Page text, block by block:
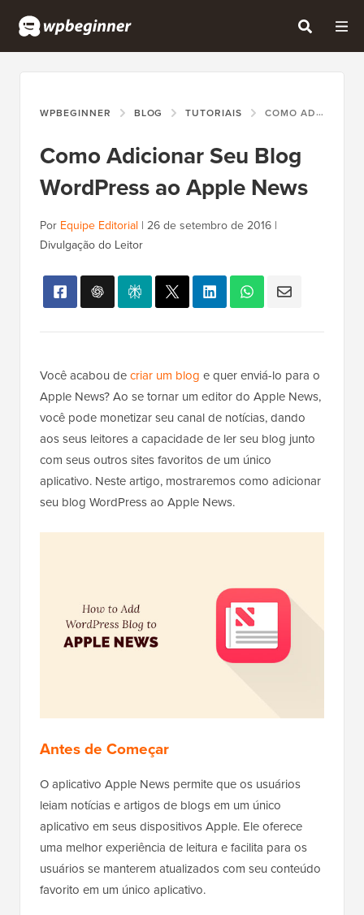
WPBEGINNER BLOG TUTORIAIS COMO ADICIONAR SEU BLOG WORDPRESS AO APPLE NEWS
Como Adicionar Seu Blog
WordPress ao Apple News
Por Equipe Editorial | 26 de setembro de 2016 |
Divulgação do Leitor
Você acabou decriar um blog e quer enviá-lo para o
Apple News? Ao se tornar um editor do Apple News,
você pode monetizar seu canal de notícias, dando
aos seus leitores a capacidade de ler seu blog junto
com seus outros sites favoritos de um único
aplicativo. Neste artigo, mostraremos como adicionar
seu blog WordPress ao Apple News.
Antes de Começar
O aplicativo Apple News permite que os usuários
leiam notícias e artigos de blogs em um único
aplicativo em seus dispositivos Apple. Ele oferece
uma melhor experiência de leitura e facilita para os
usuários se manterem atualizados com seu conteúdo
favorito em um único aplicativo.